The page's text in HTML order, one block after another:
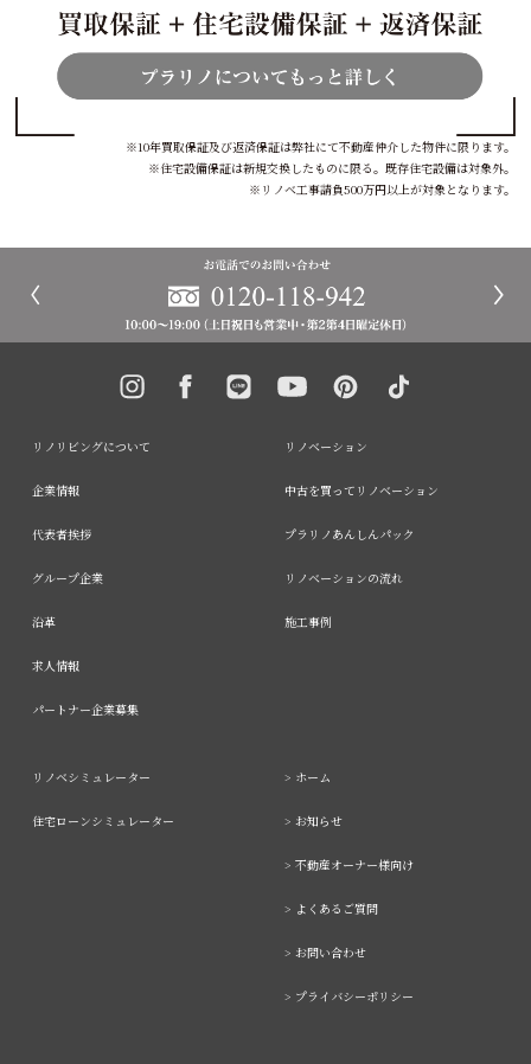
※10年買取保証及び返済保証は弊社にて不動産仲介した物件に限ります。
※住宅設備保証は新規交換したものに限る。既存住宅設備は対象外。
※リノベ工事請負500万円以上が対象となります。
リノリビングについて
企業情報
代表者挨拶
グループ企業
沿革
求人情報
パートナー企業募集
リノベーション
中古を買ってリノベーション
プラリノあんしんパック
リノベーションの流れ
施工事例
リノベシミュレーター
住宅ローンシミュレーター
> ホーム
> お知らせ
> 不動産オーナー様向け
> よくあるご質問
> お問い合わせ
> プライバシーポリシー